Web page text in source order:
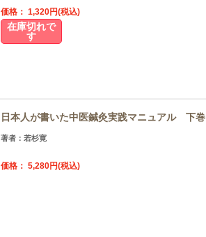
価格： 1,320円(税込)
在庫切れで
す
日本人が書いた中医鍼灸実践マニュアル 下巻
著者：若杉寛
価格： 5,280円(税込)